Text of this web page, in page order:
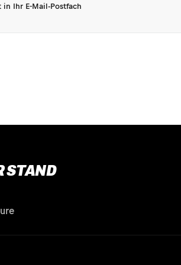
Ihr E-Mail-Postfach
STAND